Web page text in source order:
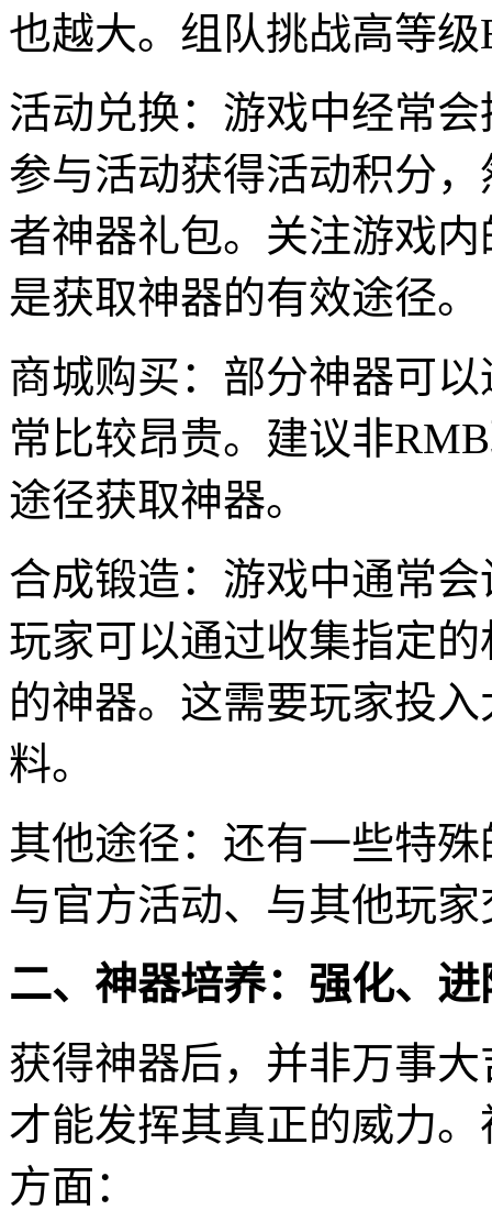
也越大。组队挑战高等
活动兑换：游戏中经常
参与活动获得活动积分
者神器礼包。关注游戏
是获取神器的有效途径。
商城购买：部分神器可
常比较昂贵。建议非
途径获取神器。
合成锻造：游戏中通常
玩家可以通过收集指定
的神器。这需要玩家投
料。
其他途径：还有一些特
与官方活动、与其他玩
二、神器培养：强化、
获得神器后，并非万事
才能发挥其真正的威力
方面：